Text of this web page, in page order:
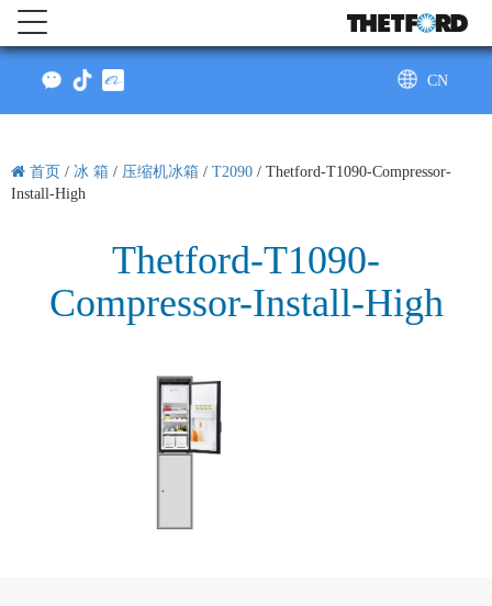
CN
首页 / 冰 箱 / 压缩机冰箱 / T2090 / Thetford-T1090-Compressor-
Install-High
Thetford-T1090-
Compressor-Install-High